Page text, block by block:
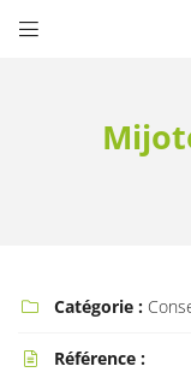

13 Rue Jean Moulin
 Adresse email de
 Catégorie :
 Référence :